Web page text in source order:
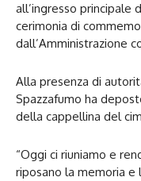
all’ingresso principale
cerimonia di
dall’Amministrazione
Alla presenza di
Spazzafumo ha
della cappellina del
“Oggi ci riuniamo e
riposano la memoria